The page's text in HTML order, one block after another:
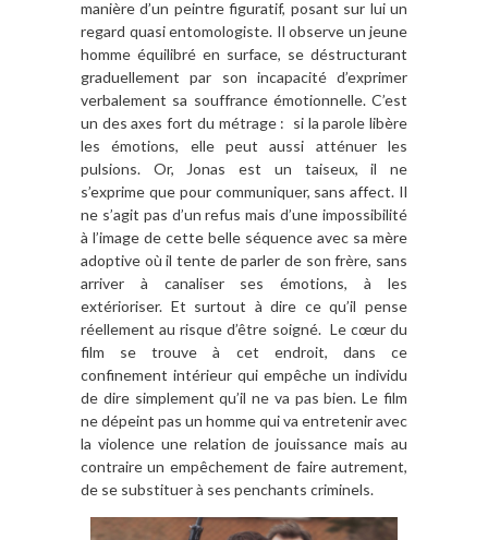
manière d’un peintre figuratif, posant sur lui un
regard quasi entomologiste. Il observe un jeune
homme équilibré en surface, se déstructurant
graduellement par son incapacité d’exprimer
verbalement sa souffrance émotionnelle. C’est
un des axes fort du métrage : si la parole libère
les émotions, elle peut aussi atténuer les
pulsions. Or, Jonas est un taiseux, il ne
s’exprime que pour communiquer, sans affect. Il
ne s’agit pas d’un refus mais d’une impossibilité
à l’image de cette belle séquence avec sa mère
adoptive où il tente de parler de son frère, sans
arriver à canaliser ses émotions, à les
extérioriser. Et surtout à dire ce qu’il pense
réellement au risque d’être soigné. Le cœur du
film se trouve à cet endroit, dans ce
confinement intérieur qui empêche un individu
de dire simplement qu’il ne va pas bien. Le film
ne dépeint pas un homme qui va entretenir avec
la violence une relation de jouissance mais au
contraire un empêchement de faire autrement,
de se substituer à ses penchants criminels.